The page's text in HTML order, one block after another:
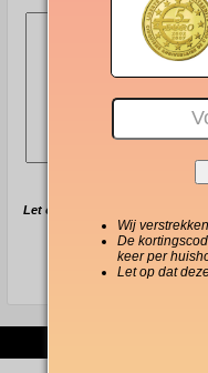
Let op
als u een bericht van ons wilt
ontvangen.
Wij
De
keer per
Let op dat